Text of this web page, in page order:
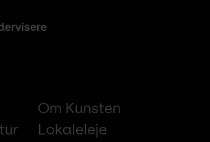
Om Kunsten
Lokaleleje